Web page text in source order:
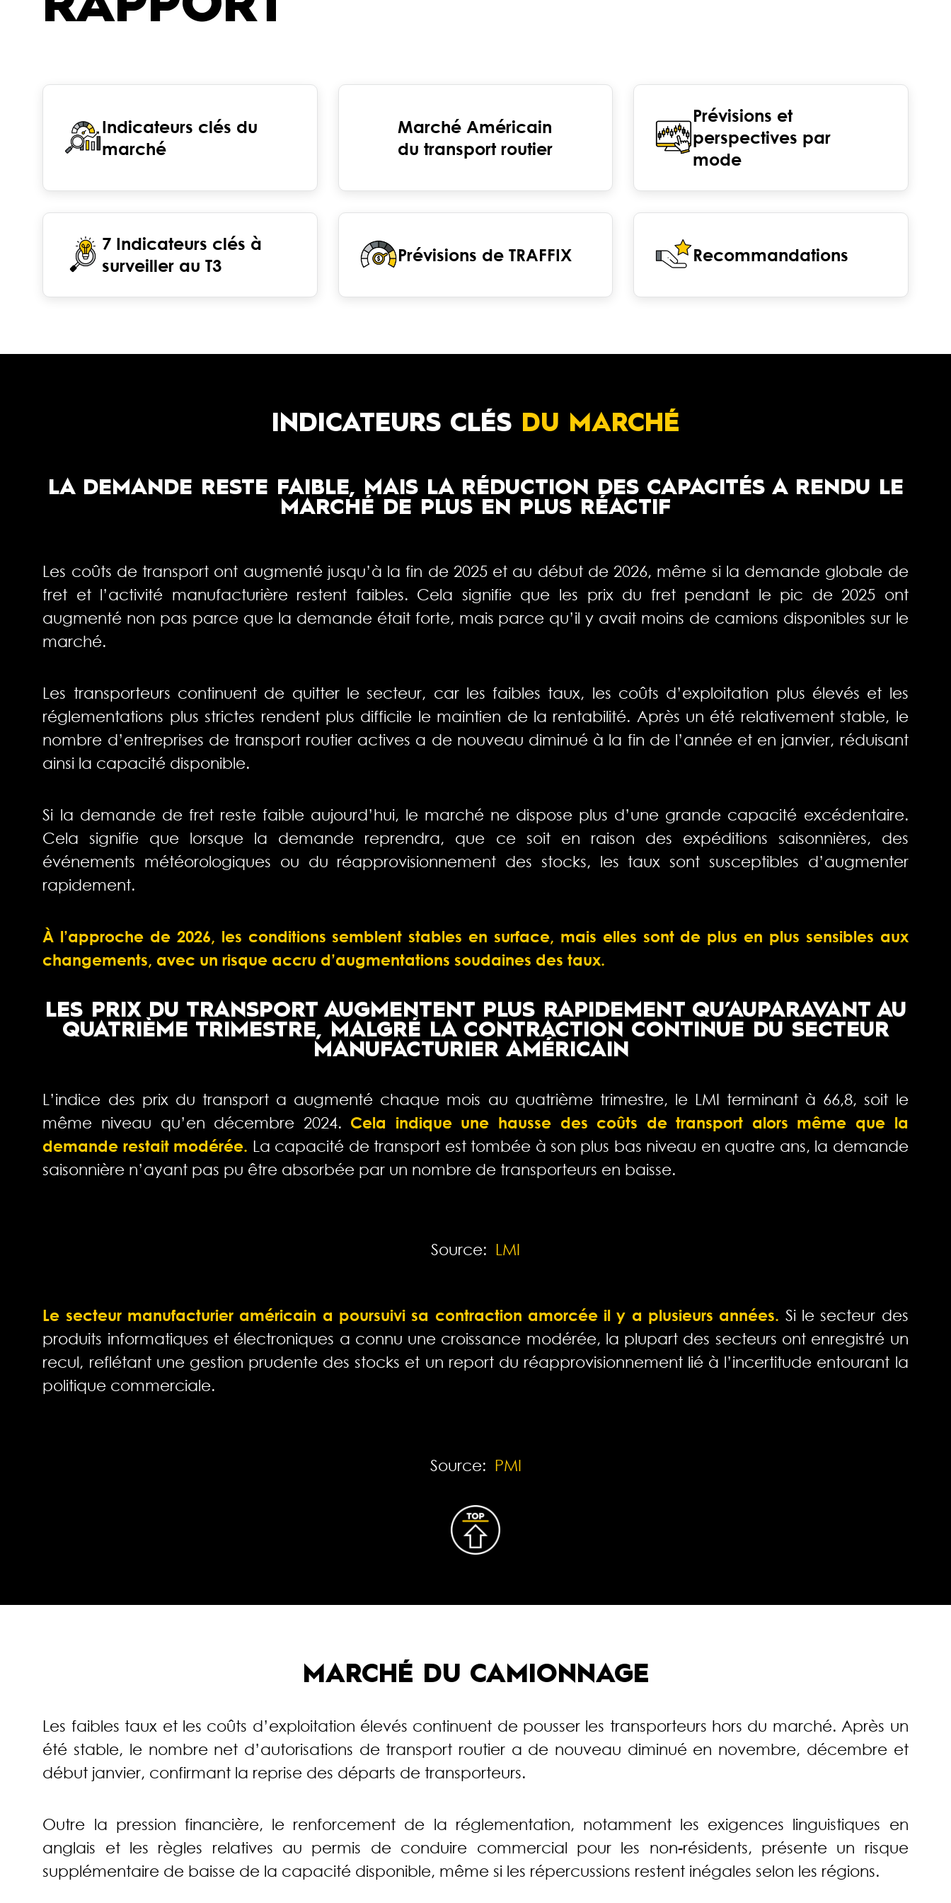
Indicateurs clés du
marché
Marché Américain
du transport routier
Prévisions et
perspectives par
mode
7 Indicateurs clés à
surveiller au T3
Prévisions de TRAFFIX Recommandations
INDICATEURS CLÉS DU MARCHÉ
LA DEMANDE RESTE FAIBLE, MAIS LA RÉDUCTION DES CAPACITÉS A RENDU LE
MARCHÉ DE PLUS EN PLUS RÉACTIF
Les coûts de transport ont augmenté jusqu’à la fin de 2025 et au début de 2026, même si la demande globale de
fret et l’activité manufacturière restent faibles. Cela signifie que les prix du fret pendant le pic de 2025 ont
augmenté non pas parce que la demande était forte, mais parce qu’il y avait moins de camions disponibles sur le
marché.
Les transporteurs continuent de quitter le secteur, car les faibles taux, les coûts d’exploitation plus élevés et les
réglementations plus strictes rendent plus difficile le maintien de la rentabilité. Après un été relativement stable, le
nombre d’entreprises de transport routier actives a de nouveau diminué à la fin de l’année et en janvier, réduisant
ainsi la capacité disponible.
Si la demande de fret reste faible aujourd’hui, le marché ne dispose plus d’une grande capacité excédentaire.
Cela signifie que lorsque la demande reprendra, que ce soit en raison des expéditions saisonnières, des
événements météorologiques ou du réapprovisionnement des stocks, les taux sont susceptibles d’augmenter
rapidement.
À l’approche de 2026, les conditions semblent stables en surface, mais elles sont de plus en plus sensibles aux
changements, avec un risque accru d’augmentations soudaines des taux.
LES PRIX DU TRANSPORT AUGMENTENT PLUS RAPIDEMENT QU’AUPARAVANT AU
QUATRIÈME TRIMESTRE, MALGRÉ LA CONTRACTION CONTINUE DU SECTEUR
MANUFACTURIER AMÉRICAIN ​
L’indice des prix du transport a augmenté chaque mois au quatrième trimestre, le LMI terminant à 66,8, soit le
même niveau qu’en décembre 2024. Cela indique une hausse des coûts de transport alors même que la
demande restait modérée. La capacité de transport est tombée à son plus bas niveau en quatre ans, la demande
saisonnière n’ayant pas pu être absorbée par un nombre de transporteurs en baisse.
Source: LMI
Le secteur manufacturier américain a poursuivi sa contraction amorcée il y a plusieurs années. Si le secteur des
produits informatiques et électroniques a connu une croissance modérée, la plupart des secteurs ont enregistré un
recul, reflétant une gestion prudente des stocks et un report du réapprovisionnement lié à l’incertitude entourant la
politique commerciale.
Source: PMI
MARCHÉ DU CAMIONNAGE
Les faibles taux et les coûts d’exploitation élevés continuent de pousser les transporteurs hors du marché. Après un
été stable, le nombre net d’autorisations de transport routier a de nouveau diminué en novembre, décembre et
début janvier, confirmant la reprise des départs de transporteurs.
Outre la pression financière, le renforcement de la réglementation, notamment les exigences linguistiques en
anglais et les règles relatives au permis de conduire commercial pour les non-résidents, présente un risque
supplémentaire de baisse de la capacité disponible, même si les répercussions restent inégales selon les régions.